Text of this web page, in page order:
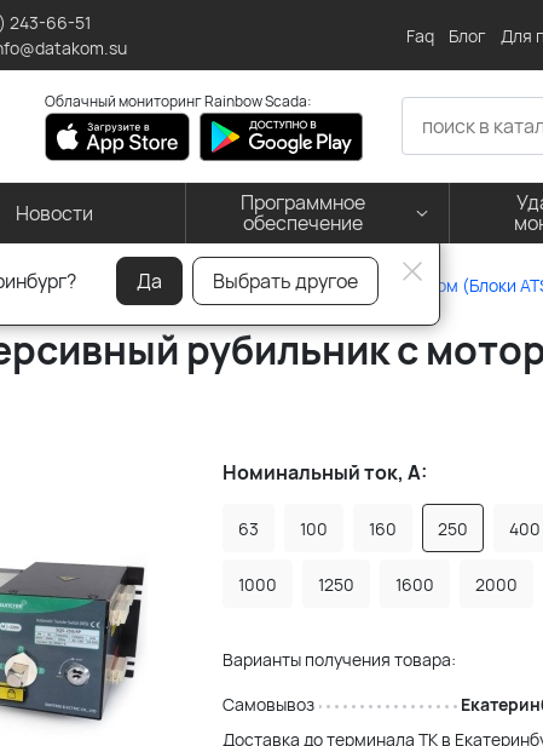
243-66-51
Faq Блог Для
Облачный мониторинг Rainbow Scada:
Новости Программное
обеспечение
Реверсивные рубильники с мотор-приводом (Блоки
рубильник с
Номинальный ток, А:
63 100 160 250 400
1000 1250 1600 2000
Варианты получения товара:
Самовывоз
Доставка до терминала ТК в
Да Выбрать другое